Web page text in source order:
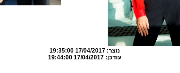
נוצר:17/04/2017 19:35:00
עודכן:17/04/2017 19:44:00